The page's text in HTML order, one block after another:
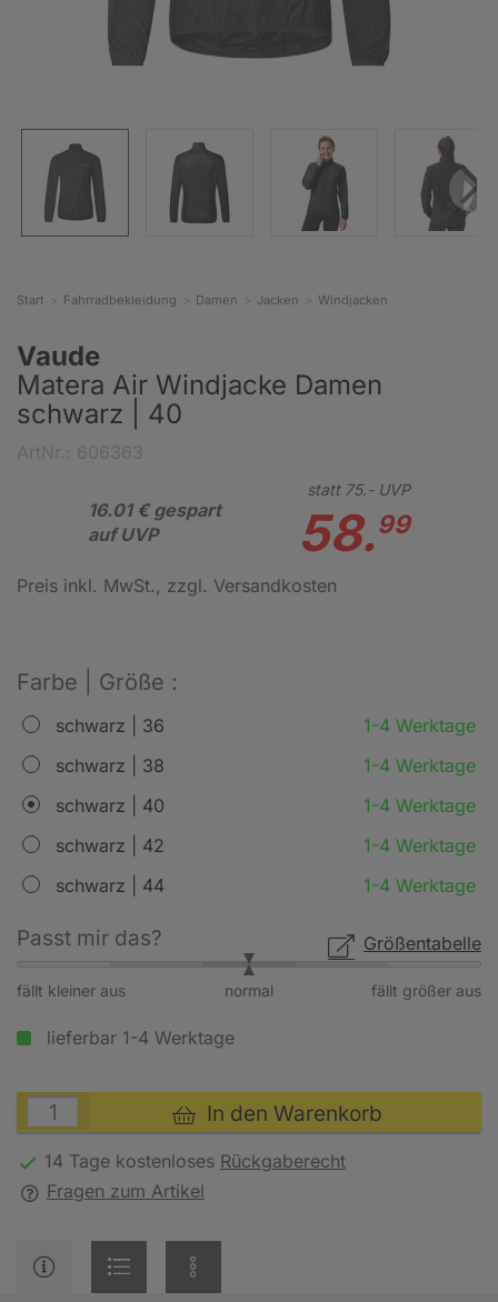
Start Fahrradbekleidung Damen Jacken Windjacken
Vaude
Matera Air Windjacke Damen
schwarz | 40
16.01 € gespart
auf UVP
statt 75.-UVP
58.99
Preis inkl. MwSt., zzgl. Versandkosten
Farbe | Größe :
schwarz | 36
1-4 Werktage
schwarz | 38
1-4 Werktage
schwarz | 40
1-4 Werktage
schwarz | 42
1-4 Werktage
schwarz | 44
1-4 Werktage
Größentabelle
Passt mir das?
fällt kleiner aus fällt größer aus
normal
lieferbar 1-4 Werktage
In den Warenkorb
14 Tage kostenloses Rückgaberecht
Fragen zum Artikel